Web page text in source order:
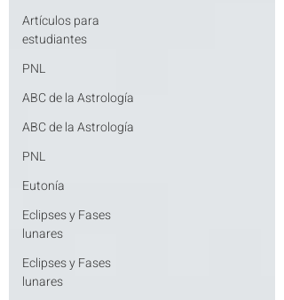
Artículos para
estudiantes
PNL
ABC de la Astrología
ABC de la Astrología
PNL
Eutonía
Eclipses y Fases
lunares
Eclipses y Fases
lunares